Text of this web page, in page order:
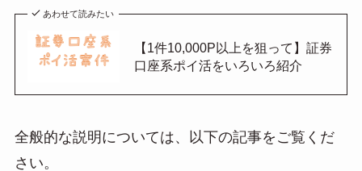
あわせて読みたい
【1件10,000P以上を狙って】証券
口座系ポイ活をいろいろ紹介
全般的な説明については、以下の記事をご覧くだ
さい。